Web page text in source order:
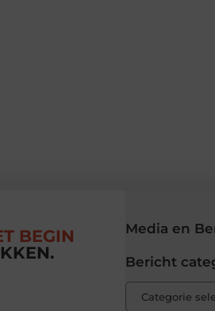
BEGIN
Media en
Bericht